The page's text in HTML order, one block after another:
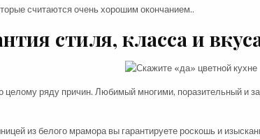
считаются очень хорошим окончанием..
стиля, класса и
целому ряду причин. Любимый многими, поразительный и
из белого мрамора вы гарантируете роскошь и